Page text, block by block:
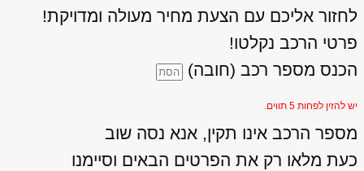
לחזור אליכם עם הצעת מחיר מעולה ומדויקת!
פרטי הרכב נקלטו!
הכנס מספר רכב (חובה)
יש להזין לפחות 5 תווים.
מספר הרכב אינו תקין, אנא נסה שוב
כעת מלאו רק את הפרטים הבאים וסיימנו